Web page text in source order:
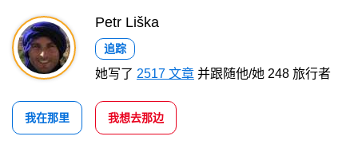
Petr Liška
追踪
她写了 2517 文章 并跟随他/她 248 旅行者
我在那里 我想去那边